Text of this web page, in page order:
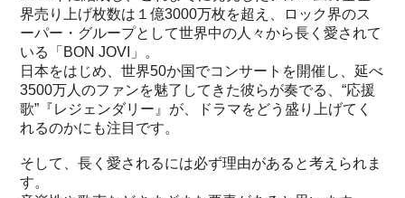
界売り上げ枚数は１億3000万枚を超え、ロック界のス
ーパー・グループとして世界中の人々から長く愛されて
いる「BON JOVI」。
日本をはじめ、世界50か国でコンサートを開催し、延べ
3500万人のファンを魅了してきた彼らが奏でる、“応援
歌”『レジェンダリー』が、ドラマをどう盛り上げてく
れるのかにも注目です。
そして、長く愛されるには必ず理由があると考えられま
す。